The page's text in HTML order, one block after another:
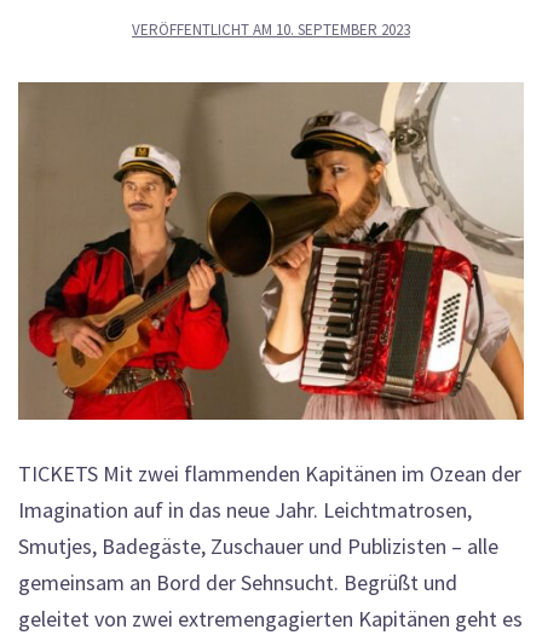
VERÖFFENTLICHT AM 10. SEPTEMBER 2023
TICKETS Mit zwei flammenden Kapitänen im Ozean der
Imagination auf in das neue Jahr. Leichtmatrosen,
Smutjes, Badegäste, Zuschauer und Publizisten – alle
gemeinsam an Bord der Sehnsucht. Begrüßt und
geleitet von zwei extremengagierten Kapitänen geht es